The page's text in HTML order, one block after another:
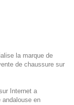
la marque de
de chaussure sur
Internet a
andalouse en